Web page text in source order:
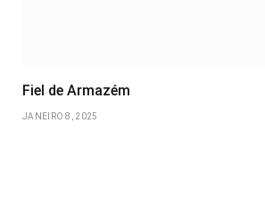
Fiel de Armazém
JANEIRO 8, 2025